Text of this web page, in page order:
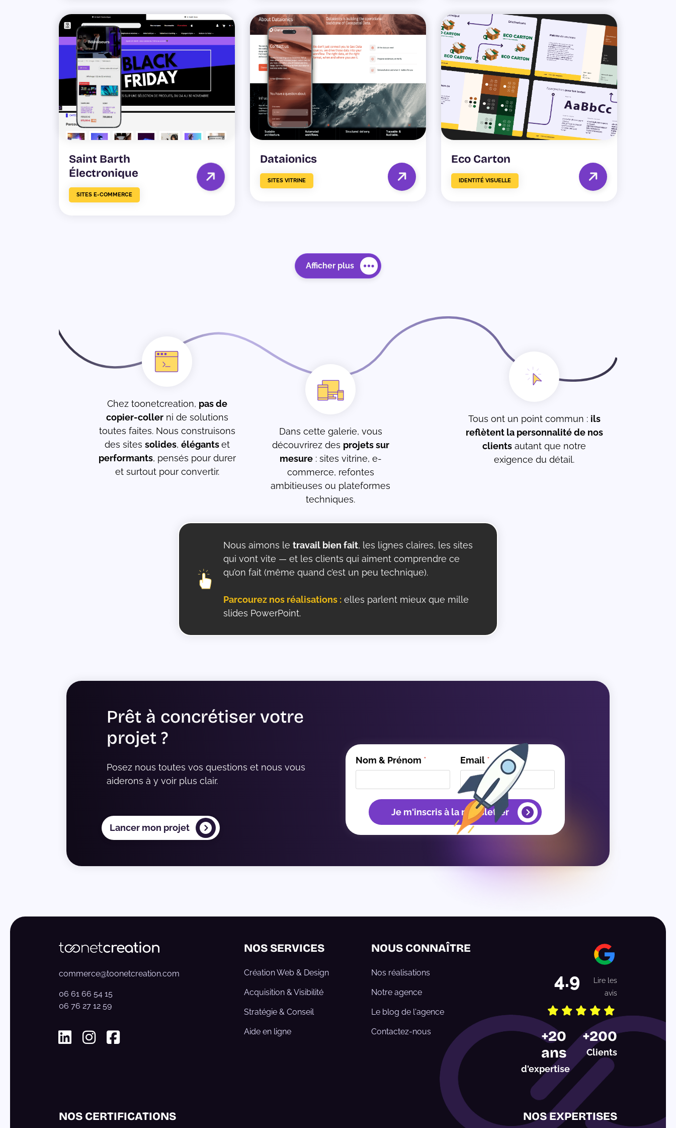
Saint Barth
Électronique
SITES E-COMMERCE
Dataionics
SITES VITRINE
Eco Carton
IDENTITÉ VISUELLE
Afficher plus
Chez toonetcreation, pas de
copier-collerni de solutions
toutes faites. Nous construisons
des sites solides, élégantset
performants, pensés pour durer
et surtout pour convertir.
Dans cette galerie, vous
découvrirez des projets sur
mesure: sites vitrine, e-
commerce, refontes
ambitieuses ou plateformes
techniques.
Tous ont un point commun : ils
reflètent la personnalité de nos
clients autant que notre
exigence du détail.
Nous aimons le travail bien fait, les lignes claires, les sites
qui vont vite — et les clients qui aiment comprendre ce
qu’on fait (même quand c’est un peu technique).
Parcourez nos réalisations :elles parlent mieux que mille
slides PowerPoint.
Prêt à concrétiser votre
projet ?
Posez nous toutes vos questions et nous vous
aiderons à y voir plus clair.
Lancer mon projet
Nom & Prénom * Email *
Je m'inscris à la newsletter
commerce@toonetcreation.com
06 61 66 54 15
06 76 27 12 59
NOS SERVICES
Création Web & Design
Acquisition & Visibilité
Stratégie & Conseil
Aide en ligne
NOUS CONNAÎTRE
Nos réalisations
Notre agence
Le blog de l'agence
Contactez-nous
4.9
Lire les
avis
Etoile
1
2
Etoile
3
Etoile
4
Etoile
5
+20
ans
d'expertise
+200
Clients
NOS CERTIFICATIONS NOS EXPERTISES